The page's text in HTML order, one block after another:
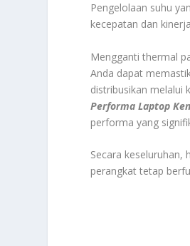
Pengelolaan suhu
kecepatan dan
Mengganti thermal
Anda dapat
distribusikan melalui
Performa Laptop
performa yang
Secara
perangkat tetap